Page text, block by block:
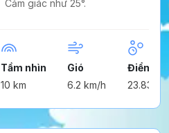
Cảm giác như 25°.
Tầm nhìn
10 km
Gió
6.2 km/h
Điểm
23.83°